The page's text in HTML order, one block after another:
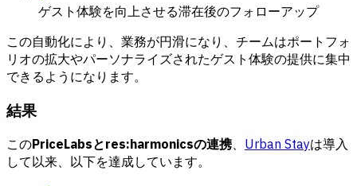
ゲスト体験を向上させる滞在後のフォローアップ
この自動化により、業務が円滑になり、チームはポートフォ
リオの拡大やパーソナライズされたゲスト体験の提供に集中
できるようになります。
結果
このPriceLabsとres:harmonicsの連携、 Urban Stayは導入
して以来、以下を達成しています。